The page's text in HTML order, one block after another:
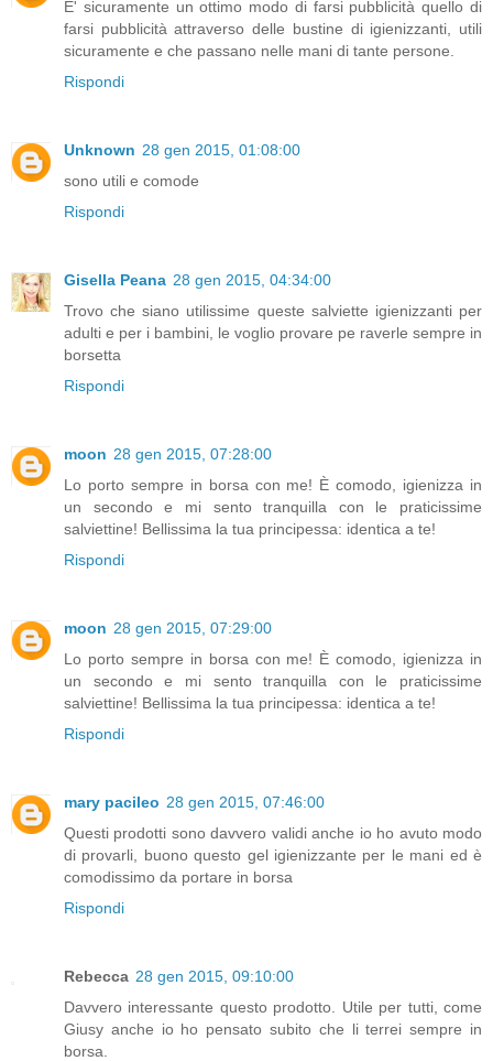
E' sicuramente un ottimo modo di farsi pubblicità quello di
farsi pubblicità attraverso delle bustine di igienizzanti, utili
sicuramente e che passano nelle mani di tante persone.
Rispondi
Unknown 28 gen 2015, 01:08:00
sono utili e comode
Rispondi
Gisella Peana 28 gen 2015, 04:34:00
Trovo che siano utilissime queste salviette igienizzanti per
adulti e per i bambini, le voglio provare pe raverle sempre in
borsetta
Rispondi
moon 28 gen 2015, 07:28:00
Lo porto sempre in borsa con me! È comodo, igienizza in
un secondo e mi sento tranquilla con le praticissime
salviettine! Bellissima la tua principessa: identica a te!
Rispondi
moon 28 gen 2015, 07:29:00
Lo porto sempre in borsa con me! È comodo, igienizza in
un secondo e mi sento tranquilla con le praticissime
salviettine! Bellissima la tua principessa: identica a te!
Rispondi
mary pacileo 28 gen 2015, 07:46:00
Questi prodotti sono davvero validi anche io ho avuto modo
di provarli, buono questo gel igienizzante per le mani ed è
comodissimo da portare in borsa
Rispondi
Rebecca 28 gen 2015, 09:10:00
Davvero interessante questo prodotto. Utile per tutti, come
Giusy anche io ho pensato subito che li terrei sempre in
borsa.